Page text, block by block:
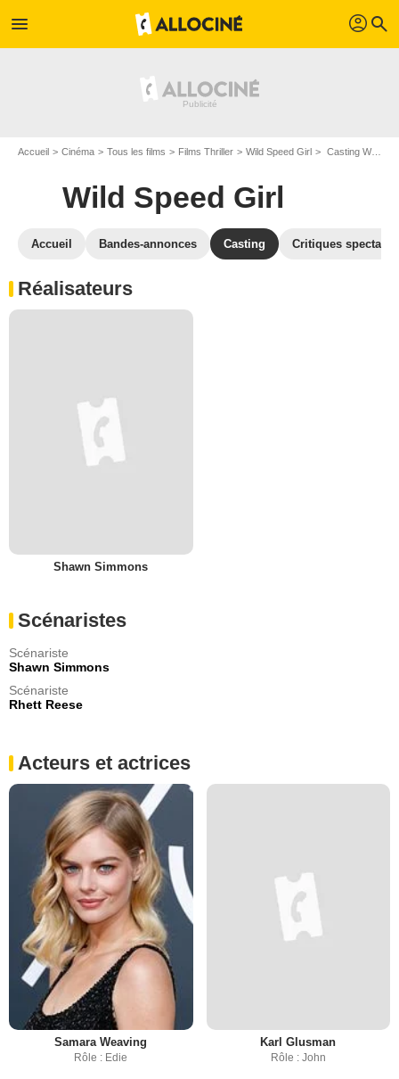
menu profil search
Accueil Cinéma Tous les films Films Thriller Wild Speed Girl Casting Wild Speed Girl
Wild Speed Girl
Accueil Bandes-annonces Casting Critiques
Réalisateurs
Shawn Simmons
Scénaristes
Scénariste
Shawn Simmons
Scénariste
Rhett Reese
Acteurs et actrices
Samara Weaving
Rôle : Edie
Karl Glusman
Rôle : John